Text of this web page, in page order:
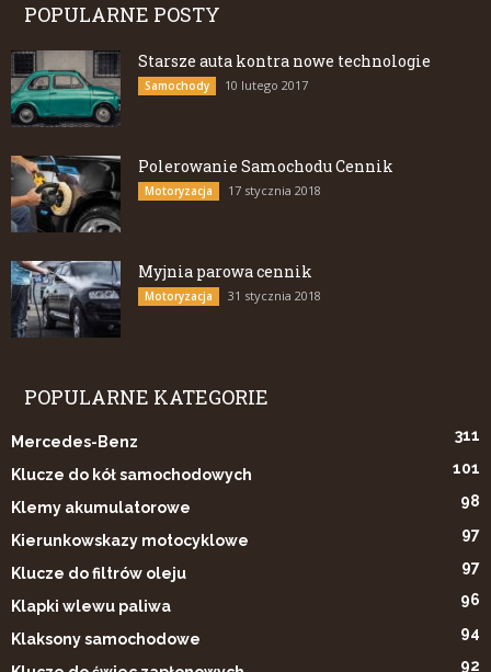
POPULARNE POSTY
Starsze auta kontra nowe technologie
Samochody 10 lutego 2017
Polerowanie Samochodu Cennik
Motoryzacja 17 stycznia 2018
Myjnia parowa cennik
Motoryzacja 31 stycznia 2018
POPULARNE KATEGORIE
Mercedes-Benz 311
Klucze do kół samochodowych 101
Klemy akumulatorowe 98
Kierunkowskazy motocyklowe 97
Klucze do filtrów oleju 97
Klapki wlewu paliwa 96
Klaksony samochodowe 94
92